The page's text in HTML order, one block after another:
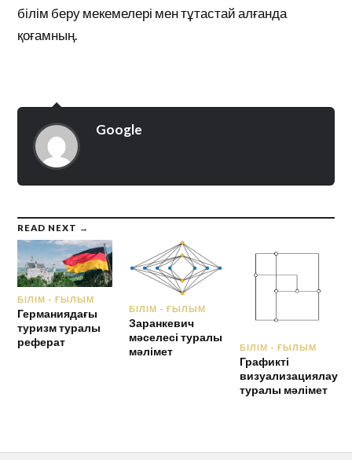
білім беру мекемелері мен тұтастай алғанда
қоғамның.
Google
READ NEXT →
БІЛІМ - ҒЫЛЫМ
Германиядағы
туризм туралы
реферат
БІЛІМ - ҒЫЛЫМ
Заранкевич
мәселесі туралы
мәлімет
БІЛІМ - ҒЫЛЫМ
Графикті
визуализациялау
туралы мәлімет